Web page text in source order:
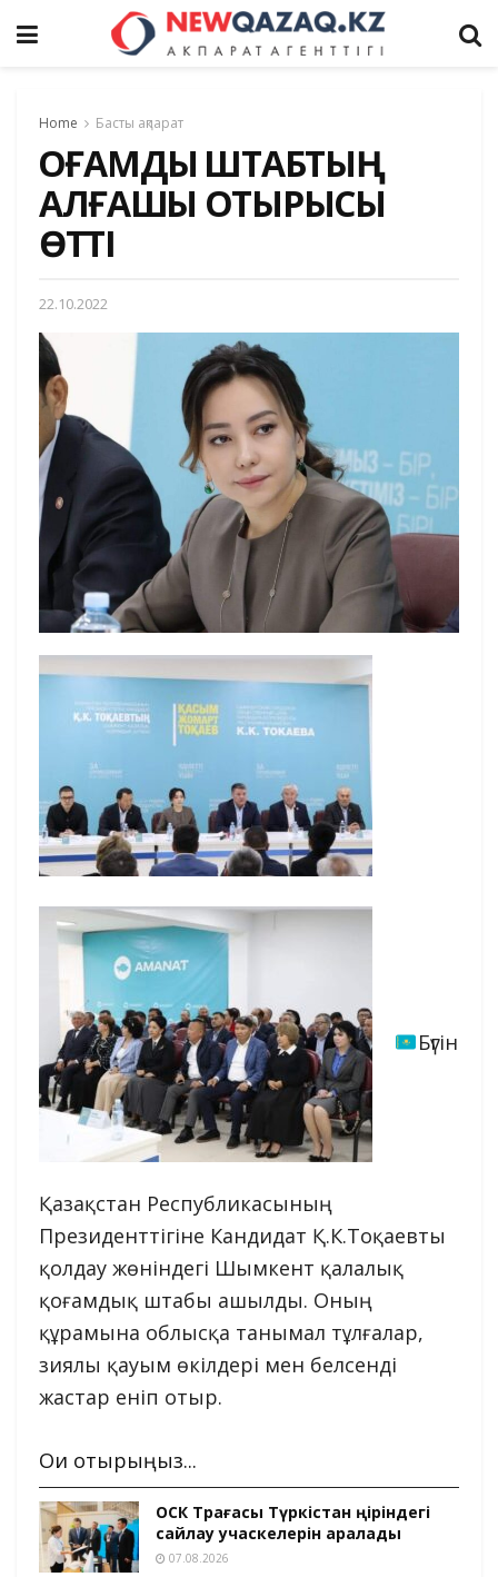
Home Басты ақпарат
ҚОҒАМДЫҚ ШТАБТЫҢ
АЛҒАШҚЫ ОТЫРЫСЫ
ӨТТІ
22.10.2022
Бүгін
Қазақстан Республикасының
Президенттігіне Кандидат Қ.К.Тоқаевты
қолдау жөніндегі Шымкент қалалық
қоғамдық штабы ашылды. Оның
құрамына облысқа танымал тұлғалар,
зиялы қауым өкілдері мен белсенді
жастар еніп отыр.
Оқи отырыңыз...
ОСК Төрағасы Түркістан өңіріндегі
сайлау учаскелерін аралады
07.08.2026